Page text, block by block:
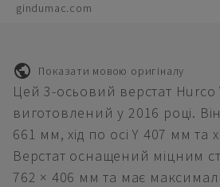
gindumac.com
Показати мовою оригіналу
Цей 3-осьовий верстат Hurco
виготовлений у 2016 році. Він
661 мм, хід по осі Y 407 мм та
Верстат оснащений міцним
762 × 406 мм та має